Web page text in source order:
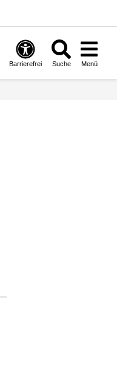
Barrierefrei Suche Menü